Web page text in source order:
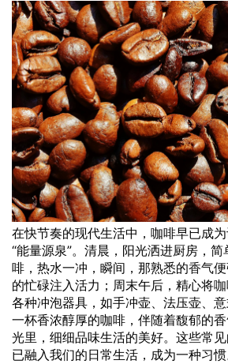
在快节奏的现代生活中，咖啡早已成
“能量源泉”。清晨，阳光洒进厨房，
啡，热水一冲，瞬间，那熟悉的香气
的忙碌注入活力；周末午后，精心将
各种冲泡器具，如手冲壶、法压壶、
一杯香浓醇厚的咖啡，伴随着馥郁的
光里，细细品味生活的美好。这些常
已融入我们的日常生活，成为一种习惯